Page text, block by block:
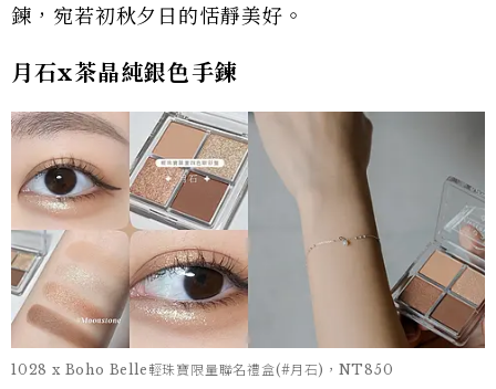
鍊，宛若初秋夕日的恬靜美好。
月石x茶晶純銀色手鍊
1028 x Boho Belle輕珠寶限量聯名禮盒(#月石)，NT850